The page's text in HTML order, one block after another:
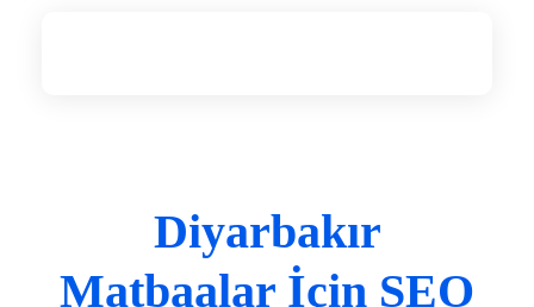
Diyarbakır
Matbaalar İçin SEO